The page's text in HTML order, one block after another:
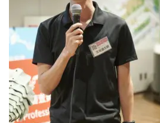
U-15メタバースプログラミング講座
入学案内
受講生紹介
イベント